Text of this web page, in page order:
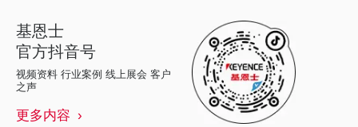
基恩士
官方抖音号
视频资料 行业案例 线上展会 客户
之声
更多内容